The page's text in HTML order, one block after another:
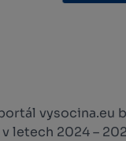
vysocina.eu
letech 2024 –